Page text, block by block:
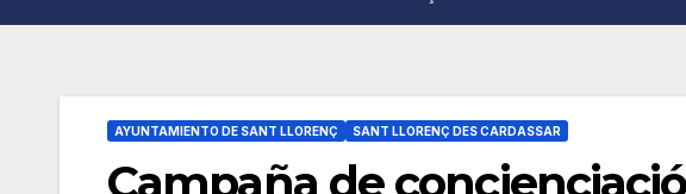
AYUNTAMIENTO DE SANT LLORENÇ SANT LLORENÇ DES CARDASSAR
Campaña de